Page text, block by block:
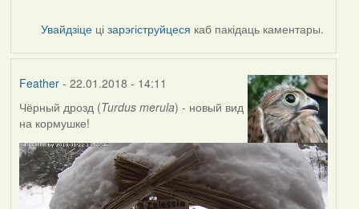
Увайдзіце цізарэгіструйцеся каб пакідаць каментары.
Feather- 22.01.2018 - 14:11
Чёрный дрозд (Turdus merula) - новый вид
на кормушке!